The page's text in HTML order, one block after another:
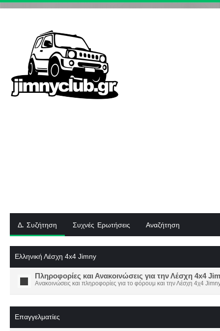
Δ. Συζήτηση Συχνές Ερωτήσεις Αναζήτηση
Ελληνική Λέσχη 4x4 Jimny
Πληροφορίες και Ανακοινώσεις για την Λέσχη 4x4
Ανακοινώσεις και πληροφορίες για το φόρουμ και την Λέσχη 4χ4
Επαγγελματίες